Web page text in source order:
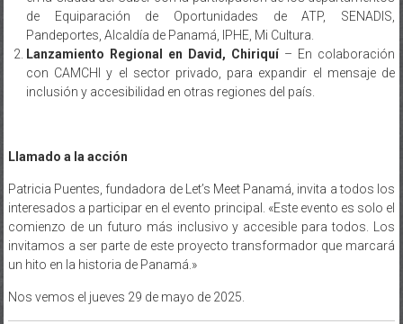
de Equiparación de Oportunidades de ATP, SENADIS,
Pandeportes, Alcaldía de Panamá, IPHE, Mi Cultura.
Lanzamiento Regional en David, Chiriquí– En colaboración
con CAMCHI y el sector privado, para expandir el mensaje de
inclusión y accesibilidad en otras regiones del país.
Llamado a la acción
Patricia Puentes, fundadora de Let’s Meet Panamá, invita a todos los
interesados a participar en el evento principal. «Este evento es solo el
comienzo de un futuro más inclusivo y accesible para todos. Los
invitamos a ser parte de este proyecto transformador que marcará
un hito en la historia de Panamá.»
Nos vemos el jueves 29 de mayo de 2025.